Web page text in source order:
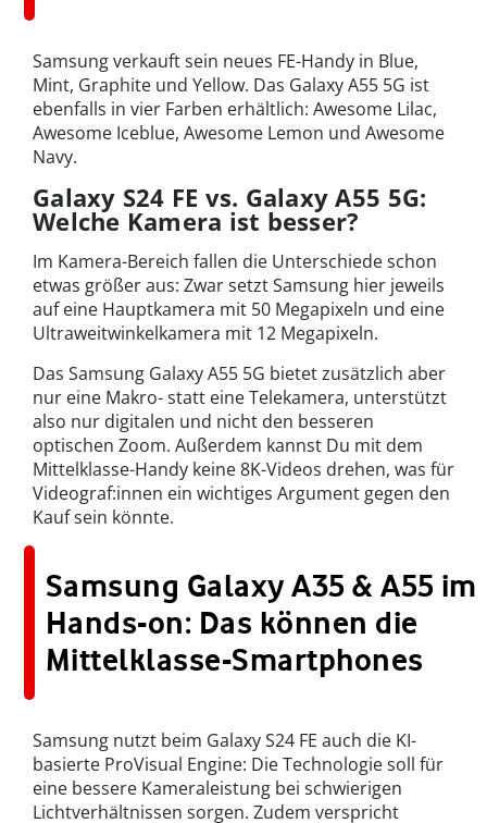
Samsung verkauft sein neues FE-Handy in Blue,
Mint, Graphite und Yellow. Das Galaxy A55 5G ist
ebenfalls in vier Farben erhältlich: Awesome Lilac,
Awesome Iceblue, Awesome Lemon und Awesome
Navy.
Galaxy S24 FE vs. Galaxy A55 5G:
Welche Kamera ist besser?
Im Kamera-Bereich fallen die Unterschiede schon
etwas größer aus: Zwar setzt Samsung hier jeweils
auf eine Hauptkamera mit 50 Megapixeln und eine
Ultraweitwinkelkamera mit 12 Megapixeln.
Das Samsung Galaxy A55 5G bietet zusätzlich aber
nur eine Makro- statt eine Telekamera, unterstützt
also nur digitalen und nicht den besseren
optischen Zoom. Außerdem kannst Du mit dem
Mittelklasse-Handy keine 8K-Videos drehen, was für
Videograf:innen ein wichtiges Argument gegen den
Kauf sein könnte.
Samsung Galaxy A35 & A55 im
Hands-on: Das können die
Mittelklasse-Smartphones
Samsung nutzt beim Galaxy S24 FE auch die KI-
basierte ProVisual Engine: Die Technologie soll für
eine bessere Kameraleistung bei schwierigen
Lichtverhältnissen sorgen. Zudem verspricht